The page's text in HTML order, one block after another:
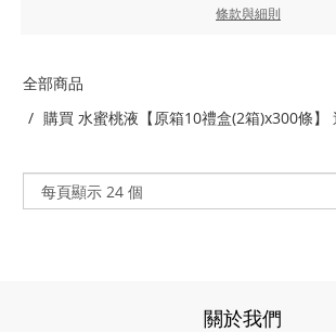
條款與細則
全部商品
購買 水蜜桃液【原箱10禮盒(2箱)x300條】
關於我們